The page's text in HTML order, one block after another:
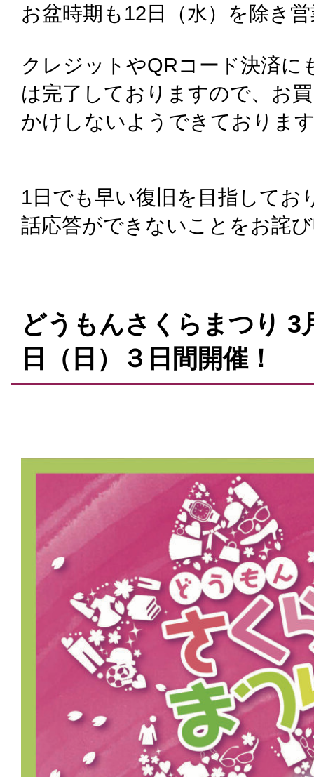
お盆時期も12日（水）を除き
クレジットやQRコード決済に
は完了しておりますので、お
かけしないようできておりま
1日でも早い復旧を目指してお
話応答ができないことをお詫
どうもんさくらまつり 3
日（日）３日間開催！